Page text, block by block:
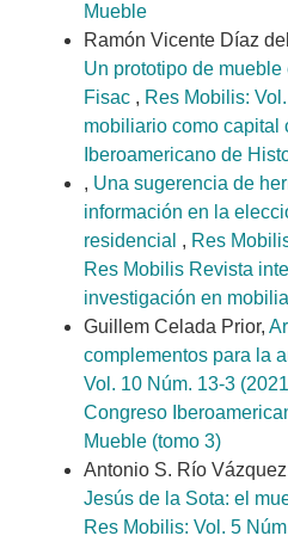
Mueble
Ramón Vicente Díaz
Un prototipo de mueble
Fisac , Res Mobilis:
mobiliario como capital
Iberoamericano de
, Una sugerencia de
información en la
residencial , Res
Res Mobilis Revista
investigación en
Guillem Celada Prior,
complementos para la
Vol. 10 Núm. 13-3
Congreso
Mueble (tomo 3)
Antonio S. Río
Jesús de la Sota: el
Res Mobilis: Vol. 5